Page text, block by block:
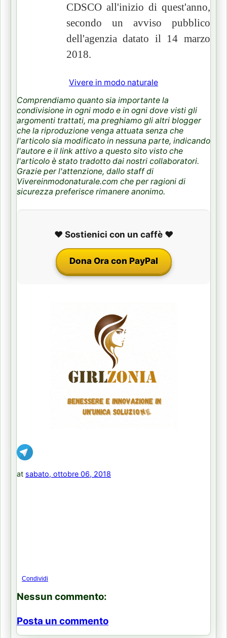
CDSCO all'inizio di quest'anno,
secondo un avviso pubblico
dell'agenzia datato il 14 marzo
2018.
Vivere in modo naturale
Comprendiamo quanto sia importante la
condivisione in ogni modo e in ogni dove visti gli
argomenti trattati, ma preghiamo gli altri blogger
che la riproduzione venga attuata senza che
l'articolo sia modificato in nessuna parte, indicando
l'autore e il link attivo a questo sito visto che
l'articolo è stato tradotto dai nostri collaboratori.
Grazie per l'attenzione, dallo staff di
Vivereinmodonaturale.com che per ragioni di
sicurezza preferisce rimanere anonimo.
❤️ Sostienici con un caffè ❤️
Dona Ora con PayPal
at sabato, ottobre 06, 2018
Condividi
Nessun commento:
Posta un commento